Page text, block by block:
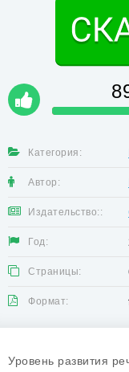
Категория:
Автор:
Издательство::
Год:
Страницы:
Формат:
Уровень развития